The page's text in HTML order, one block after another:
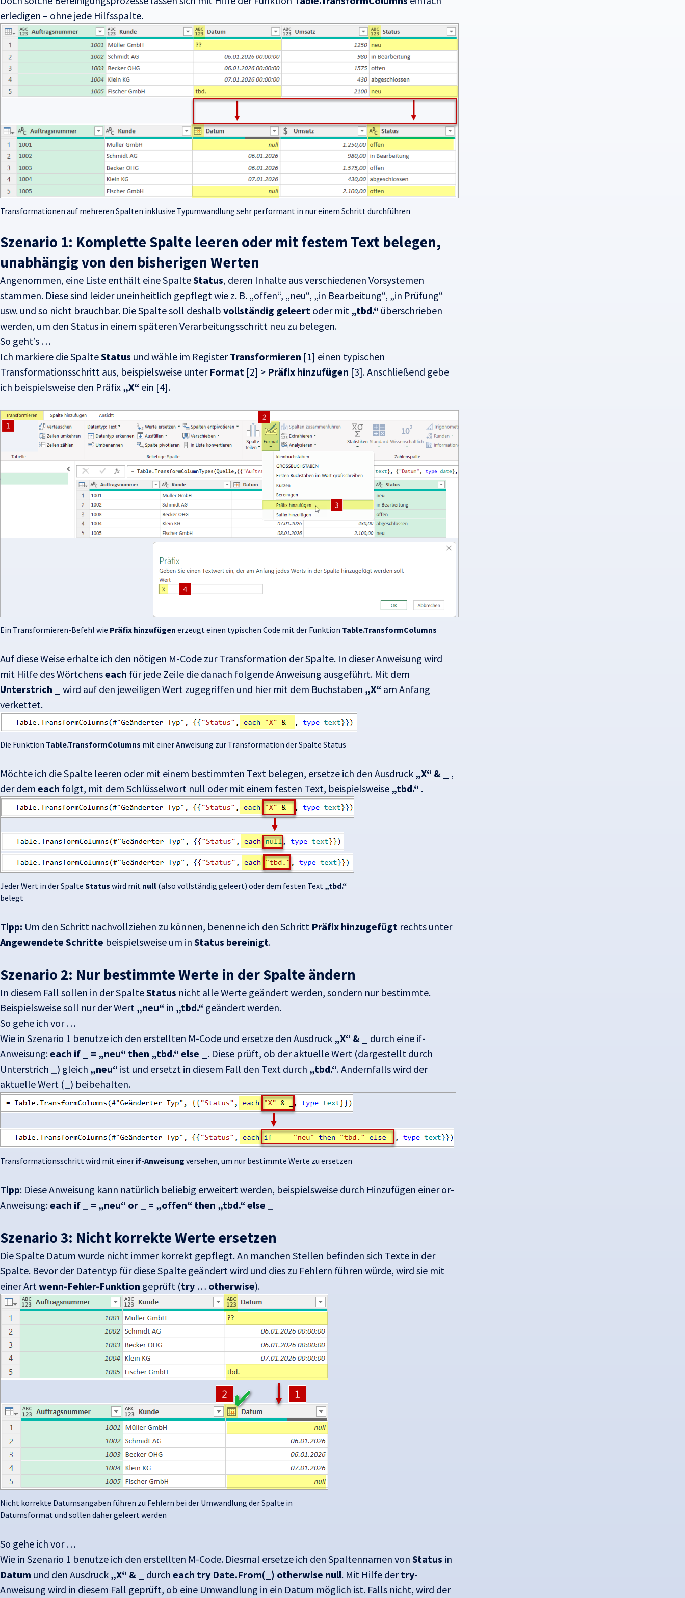
erledigen – ohne jede Hilfsspalte.
Transformationen auf mehreren Spalten inklusive Typumwandlung sehr performant in nur einem Schritt durchführen
Szenario 1: Komplette Spalte leeren oder mit festem Text belegen,
unabhängig von den bisherigen Werten
Angenommen, eine Liste enthält eine SpalteStatus, deren Inhalte aus verschiedenen Vorsystemen
stammen. Diese sind leider uneinheitlich gepflegt wie z. B. „offen“, „neu“, „in Bearbeitung“, „in Prüfung“
usw. und so nicht brauchbar. Die Spalte soll deshalb vollständig geleert oder mit „tbd.“ überschrieben
werden, um den Status in einem späteren Verarbeitungsschritt neu zu belegen.
So geht’s …
Ich markiere die SpalteStatus und wähle im RegisterTransformieren [1] einen typischen
Transformationsschritt aus, beispielsweise unter Format [2] > Präfix hinzufügen [3]. Anschließend gebe
ich beispielsweise den Präfix „X“ ein [4].
Ein Transformieren-Befehl wie Präfix hinzufügen erzeugt einen typischen Code mit der Funktion Table.TransformColumns
Auf diese Weise erhalte ich den nötigen M-Code zur Transformation der Spalte. In dieser Anweisung wird
mit Hilfe des Wörtchenseach für jede Zeile die danach folgende Anweisung ausgeführt. Mit dem
Unterstrich _
wird auf den jeweiligen Wert zugegriffen und hier mit dem Buchstaben „X“ am Anfang
verkettet.
Die Funktion Table.TransformColumns mit einer Anweisung zur Transformation der Spalte Status
Möchte ich die Spalte leeren oder mit einem bestimmten Text belegen, ersetze ich den Ausdruck „X“ & _
,
der dem each folgt, mit dem Schlüsselwort null oder mit einem festen Text, beispielsweise „tbd.“ .
Jeder Wert in der Spalte Status wird mit null (also vollständig geleert) oder dem festen Text „tbd.“
belegt
Tipp: Um den Schritt nachvollziehen zu können, benenne ich den Schritt Präfix hinzugefügt rechts unter
Angewendete Schritte beispielsweise um in Status bereinigt.
Szenario 2: Nur bestimmte Werte in der Spalte ändern
In diesem Fall sollen in der SpalteStatus nicht alle Werte geändert werden, sondern nur bestimmte.
Beispielsweise soll nur der Wert „neu“ in „tbd.“ geändert werden.
So gehe ich vor …
Wie in Szenario 1 benutze ich den erstellten M-Code und ersetze den Ausdruck „X“ & _
durch eine if-
Anweisung:each if _ = „neu“ then „tbd.“ else _ . Diese prüft, ob der aktuelle Wert (dargestellt durch
Unterstrich
) gleich „neu“ ist und ersetzt in diesem Fall den Text durch „tbd.“. Andernfalls wird der
aktuelle Wert ( ) beibehalten.
Transformationsschritt wird mit einer if-Anweisung versehen, um nur bestimmte Werte zu ersetzen
Tipp: Diese Anweisung kann natürlich beliebig erweitert werden, beispielsweise durch Hinzufügen einer or-
Anweisung:each if _ = „neu“ or _ = „offen“ then „tbd.“ else _
Szenario 3: Nicht korrekte Werte ersetzen
Die Spalte Datum wurde nicht immer korrekt gepflegt. An manchen Stellen befinden sich Texte in der
Spalte. Bevor der Datentyp für diese Spalte geändert wird und dies zu Fehlern führen würde, wird sie mit
einer Art wenn-Fehler-Funktion geprüft (try … otherwise).
Nicht korrekte Datumsangaben führen zu Fehlern bei der Umwandlung der Spalte in
Datumsformat und sollen daher geleert werden
So gehe ich vor …
Wie in Szenario 1 benutze ich den erstellten M-Code. Diesmal ersetze ich den Spaltennamen von Status in
Datum und den Ausdruck „X“ & _ durch each try Date.From(_) otherwise null. Mit Hilfe dertry-
Anweisung wird in diesem Fall geprüft, ob eine Umwandlung in ein Datum möglich ist. Falls nicht, wird der